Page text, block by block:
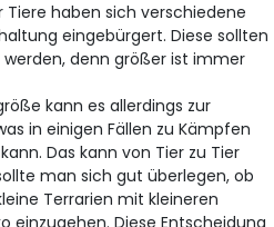
Tiere haben sich verschiedene
eingebürgert. Diese sollten
denn größer ist immer
kann es allerdings zur
in einigen Fällen zu Kämpfen
Das kann von Tier zu Tier
man sich gut überlegen, ob
Terrarien mit kleineren